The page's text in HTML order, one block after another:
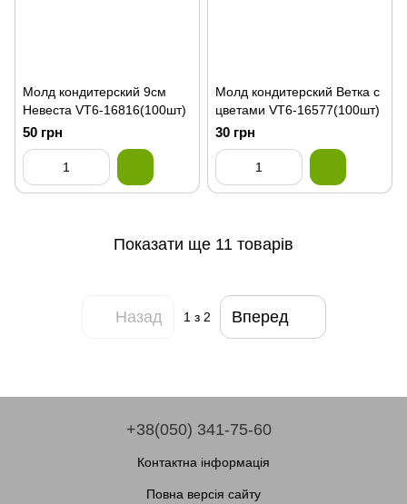
Молд кондитерский 9см
Невеста VT6-16816(100шт)
50 грн
Молд кондитерский Ветка с
цветами VT6-16577(100шт)
30 грн
Показати ще 11 товарів
Назад 1 з 2 Вперед
+38(050) 341-75-60
Контактна інформація
Повна версія сайту